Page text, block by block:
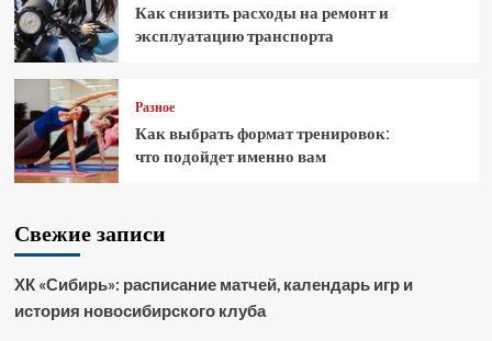
Как снизить расходы на ремонт и
эксплуатацию транспорта
Разное
Как выбрать формат тренировок:
что подойдет именно вам
Свежие записи
ХК «Сибирь»: расписание матчей, календарь игр и
история новосибирского клуба